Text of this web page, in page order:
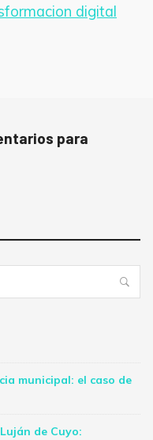
digital
para
municipal: el caso de
de Cuyo: